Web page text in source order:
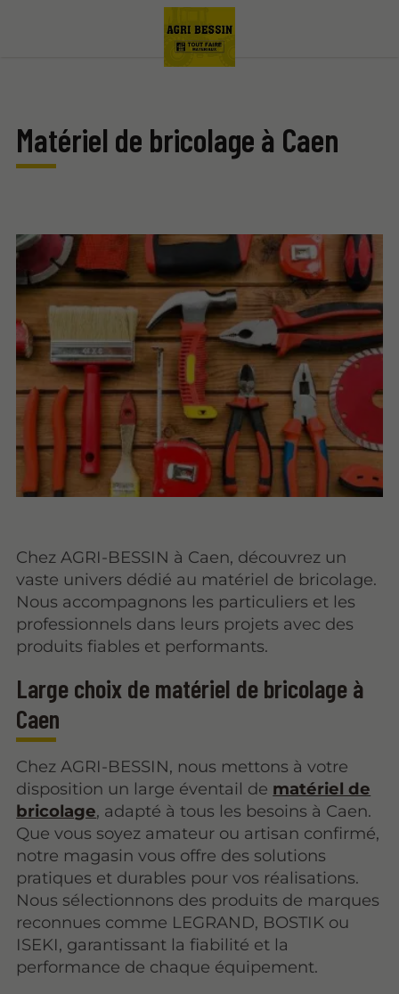
Matériel de bricolage à Caen
Chez AGRI-BESSIN à Caen, découvrez un
vaste univers dédié au matériel de bricolage.
Nous accompagnons les particuliers et les
professionnels dans leurs projets avec des
produits fiables et performants.
Large choix de matériel de bricolage à
Caen
Chez AGRI-BESSIN, nous mettons à votre
disposition un large éventail de matériel de
bricolage, adapté à tous les besoins à Caen.
Que vous soyez amateur ou artisan confirmé,
notre magasin vous offre des solutions
pratiques et durables pour vos réalisations.
Nous sélectionnons des produits de marques
reconnues comme LEGRAND, BOSTIK ou
ISEKI, garantissant la fiabilité et la
performance de chaque équipement.